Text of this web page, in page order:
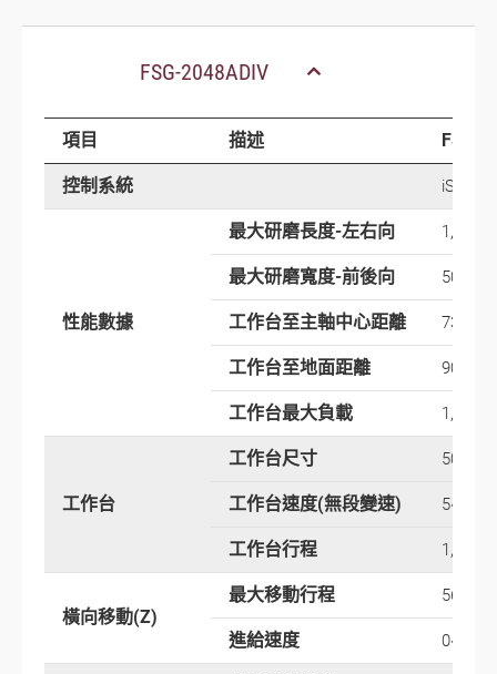
FSG-2048ADIV
項目 描述 FSG-
控制系統
性能數據
最大研磨長度-左右向 1,200
最大研磨寬度-前後向 500
工作台至主軸中心距離 730
工作台至地面距離 900
工作台最大負載 1,250
工作台
工作台尺寸 500 x
工作台速度(無段變速) 5~30
工作台行程 1,300
橫向移動(Z)
最大移動行程 560
進給速度